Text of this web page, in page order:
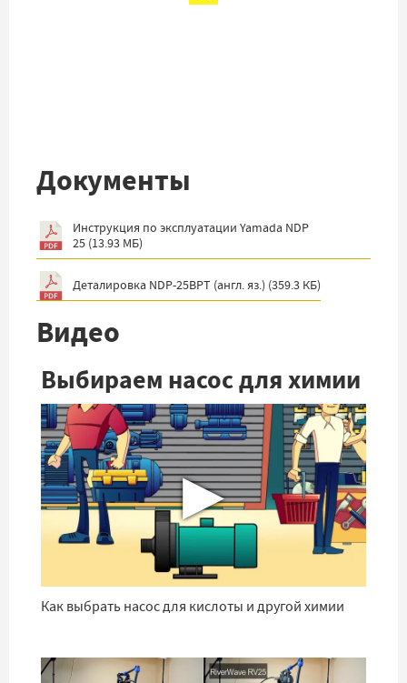
Документы
Инструкция по эксплуатации Yamada NDP
25 (13.93 МБ)
Деталировка NDP-25BPT (англ. яз.) (359.3 КБ)
Видео
Выбираем насос для химии
▶
Как выбрать насос для кислоты и другой химии